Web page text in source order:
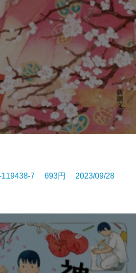
119438-7 693円 2023/09/28